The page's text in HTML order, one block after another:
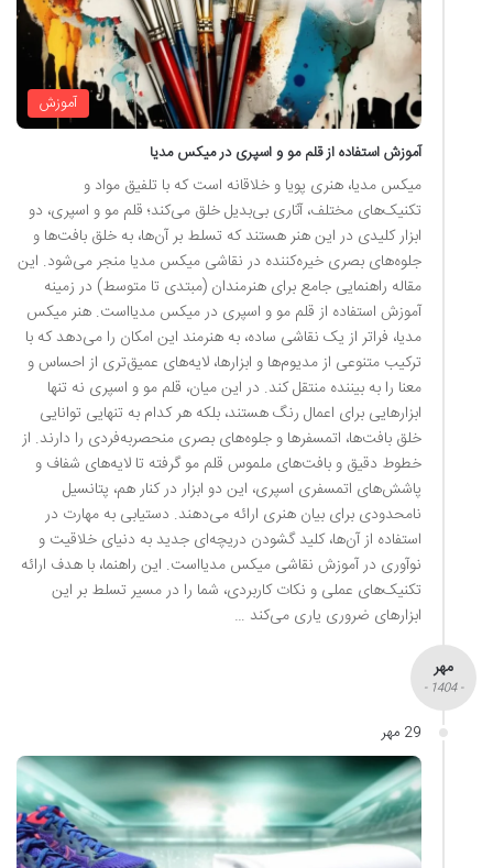
آموزش
آموزش استفاده از قلم مو و اسپری در میکس مدیا
میکس مدیا، هنری پویا و خلاقانه است که با تلفیق مواد و
تکنیک‌های مختلف، آثاری بی‌بدیل خلق می‌کند؛ قلم مو و اسپری، دو
ابزار کلیدی در این هنر هستند که تسلط بر آن‌ها، به خلق بافت‌ها و
جلوه‌های بصری خیره‌کننده در نقاشی میکس مدیا منجر می‌شود. این
مقاله راهنمایی جامع برای هنرمندان (مبتدی تا متوسط) در زمینه
آموزش استفاده از قلم مو و اسپری در میکس مدیااست. هنر میکس
مدیا، فراتر از یک نقاشی ساده، به هنرمند این امکان را می‌دهد که با
ترکیب متنوعی از مدیوم‌ها و ابزارها، لایه‌های عمیق‌تری از احساس و
معنا را به بیننده منتقل کند. در این میان، قلم مو و اسپری نه تنها
ابزارهایی برای اعمال رنگ هستند، بلکه هر کدام به تنهایی توانایی
خلق بافت‌ها، اتمسفرها و جلوه‌های بصری منحصربه‌فردی را دارند. از
خطوط دقیق و بافت‌های ملموس قلم مو گرفته تا لایه‌های شفاف و
پاشش‌های اتمسفری اسپری، این دو ابزار در کنار هم، پتانسیل
نامحدودی برای بیان هنری ارائه می‌دهند. دستیابی به مهارت در
استفاده از آن‌ها، کلید گشودن دریچه‌ای جدید به دنیای خلاقیت و
نوآوری در آموزش نقاشی میکس مدیااست. این راهنما، با هدف ارائه
تکنیک‌های عملی و نکات کاربردی، شما را در مسیر تسلط بر این
ابزارهای ضروری یاری می‌کند …
مهر
- 1404 -
29 مهر